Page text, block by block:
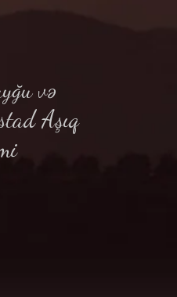
və
Aşıq